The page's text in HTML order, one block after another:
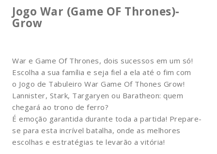
Jogo War (Game OF Thrones)-
Grow
War e Game Of Thrones, dois sucessos em um só!
Escolha a sua família e seja fiel a ela até o fim com
o Jogo de Tabuleiro War Game Of Thones Grow!
Lannister, Stark, Targaryen ou Baratheon: quem
chegará ao trono de ferro?
É emoção garantida durante toda a partida! Prepare-
se para esta incrível batalha, onde as melhores
escolhas e estratégias te levarão a vitória!